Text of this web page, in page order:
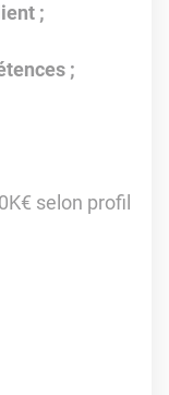
;
;
selon profil